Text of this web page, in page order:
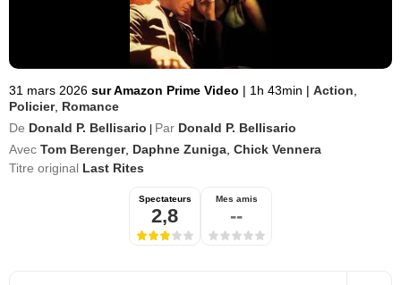
31 mars 2026 sur Amazon Prime Video | 1h 43min | Action
Policier, Romance
De Donald P. Bellisario Par Donald P. Bellisario
Avec Tom Berenger, Daphne Zuniga Chick Vennera
Titre original Last Rites
Spectateurs
2,8
Mes amis
--